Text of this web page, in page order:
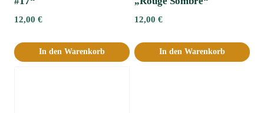
12,00 €
In den Warenkorb
12,00 €
In den Warenkorb